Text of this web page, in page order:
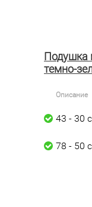
Подушка
темно-
Описание
43 - 30
78 - 50